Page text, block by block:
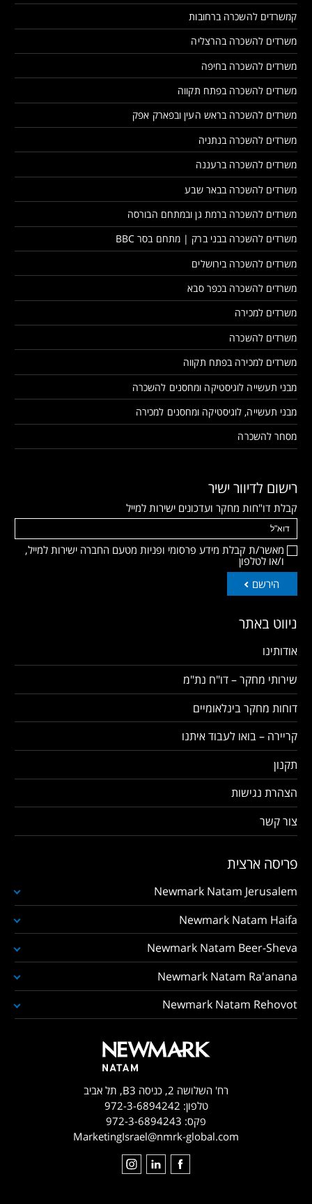
קמשרדים להשכרה ברחובות
משרדים להשכרה בהרצליה
משרדים להשכרה בחיפה
משרדים להשכרה בפתח תקווה
משרדים להשכרה בראש העין ובפארק אפק
משרדים להשכרה בנתניה
משרדים להשכרה ברעננה
משרדים להשכרה בבאר שבע
משרדים להשכרה ברמת גן ובמתחם הבורסה
משרדים להשכרה בבני ברק | מתחם בסר BBC
משרדים להשכרה בירושלים
משרדים להשכרה בכפר סבא
משרדים למכירה
משרדים להשכרה
משרדים למכירה בפתח תקווה
מבני תעשייה לוגיסטיקה ומחסנים להשכרה
מבני תעשייה, לוגיסטיקה ומחסנים למכירה
מסחר להשכרה
רישום לדיוור ישיר
קבלת דו"חות מחקר ועדכונים ישירות למייל
מאשר/ת קבלת מידע פרסומי ופניות מטעם החברה ישירות למייל,
ו/או לטלפון
הירשם
ניווט באתר
אודותינו
שירותי מחקר – דו"ח נת"מ
דוחות מחקר בינלאומיים
קריירה – בואו לעבוד איתנו
תקנון
הצהרת נגישות
צור קשר
פריסה ארצית
Newmark Natam Jerusalem
Newmark Natam Haifa
Newmark Natam Beer-Sheva
Newmark Natam Ra'anana
Newmark Natam Rehovot
רח' השלושה 2, כניסה B3, תל אביב
טלפון: 972-3-6894242
פקס: 972-3-6894243
MarketingIsrael@nmrk-global.com